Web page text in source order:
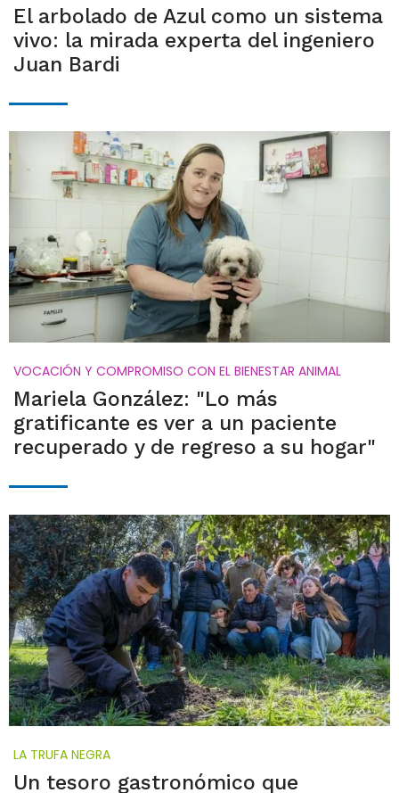
El arbolado de Azul como un sistema
vivo: la mirada experta del ingeniero
Juan Bardi
VOCACIÓN Y COMPROMISO CON EL BIENESTAR ANIMAL
Mariela González: "Lo más
gratificante es ver a un paciente
recuperado y de regreso a su hogar"
LA TRUFA NEGRA
Un tesoro gastronómico que